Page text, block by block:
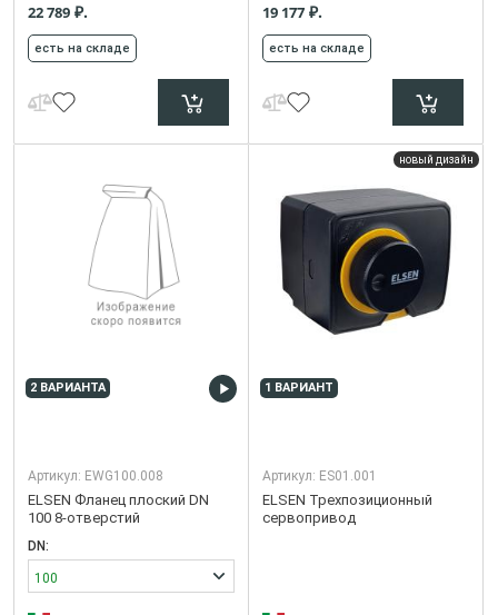
22 789 ₽.
есть на складе
19 177 ₽.
есть на складе
2 ВАРИАНТА
Артикул: EWG100.008
ELSEN Фланец плоский DN
100 8-отверстий
DN:
100
новый дизайн
1 ВАРИАНТ
Артикул: ES01.001
ELSEN Трехпозиционный
сервопривод